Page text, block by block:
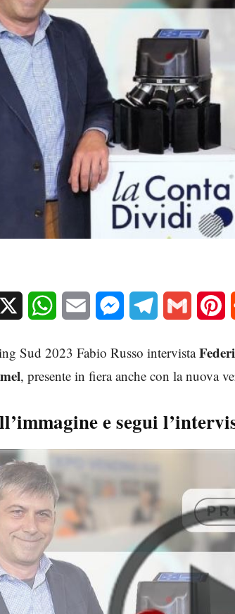
WhatsAppEmail MessengerTelegram Gmail
Sud 2023 Fabio Russo intervista
, presente in fiera anche con la nuova
e segui